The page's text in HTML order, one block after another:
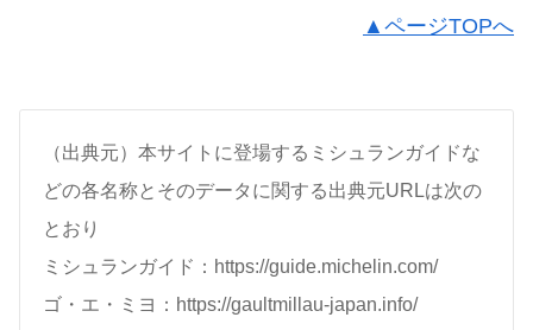
▲ページTOPへ
（出典元）本サイトに登場するミシュランガイドな
どの各名称とそのデータに関する出典元URLは次の
とおり
ミシュランガイド：https://guide.michelin.com/
ゴ・エ・ミヨ：https://gaultmillau-japan.info/